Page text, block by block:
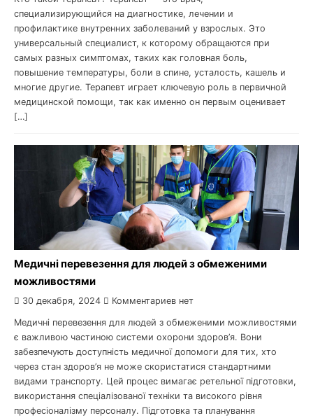
специализирующийся на диагностике, лечении и
профилактике внутренних заболеваний у взрослых. Это
универсальный специалист, к которому обращаются при
самых разных симптомах, таких как головная боль,
повышение температуры, боли в спине, усталость, кашель и
многие другие. Терапевт играет ключевую роль в первичной
медицинской помощи, так как именно он первым оценивает
[…]
Медичні перевезення для людей з обмеженими
можливостями
30 декабря, 2024 Комментариев нет
Медичні перевезення для людей з обмеженими можливостями
є важливою частиною системи охорони здоров’я. Вони
забезпечують доступність медичної допомоги для тих, хто
через стан здоров’я не може скористатися стандартними
видами транспорту. Цей процес вимагає ретельної підготовки,
використання спеціалізованої техніки та високого рівня
професіоналізму персоналу. Підготовка та планування